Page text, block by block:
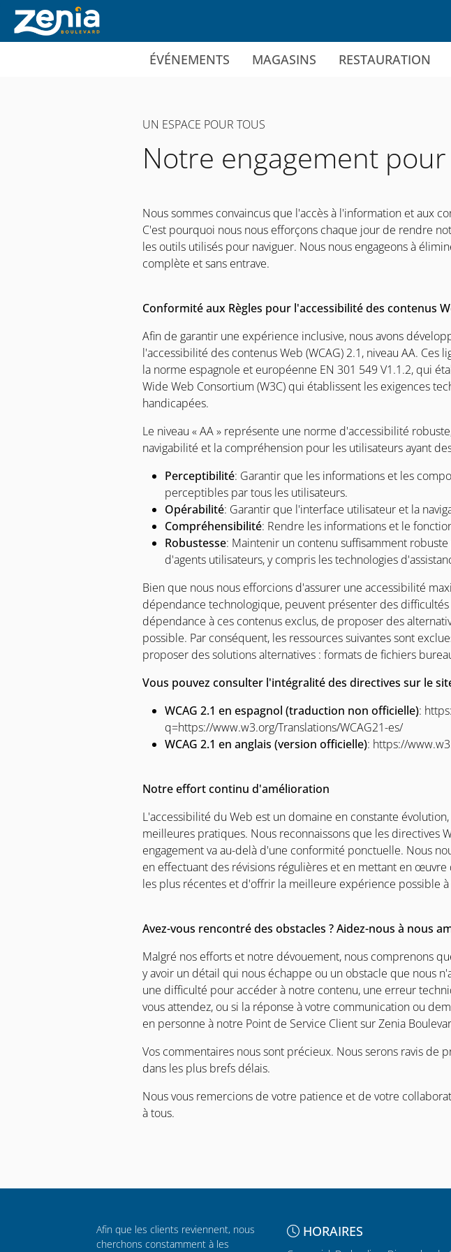
Ir al contenido principal
ÉVÉNEMENTS MAGASINS RESTAURATION
UN ESPACE POUR TOUS
Notre engagement
Nous sommes convaincus que l'accès à l'information et aux
C'est pourquoi nous nous efforçons chaque jour de rendre
les outils utilisés pour naviguer. Nous nous engageons à
complète et sans entrave.
Conformité aux Règles pour l'accessibilité des contenus
Afin de garantir une expérience inclusive, nous avons
l'accessibilité des contenus Web (WCAG) 2.1, niveau AA.
la norme espagnole et européenne EN 301 549 V1.1.2, qui
Wide Web Consortium (W3C) qui établissent les exigences
handicapées.
Le niveau « AA » représente une norme d'accessibilité
navigabilité et la compréhension pour les utilisateurs ayant
Perceptibilité: Garantir que les informations et les
perceptibles par tous les utilisateurs.
Opérabilité: Garantir que l'interface utilisateur et la
Compréhensibilité: Rendre les informations et le
Robustesse: Maintenir un contenu suffisamment
d'agents utilisateurs, y compris les technologies
Bien que nous nous efforcions d'assurer une accessibilité
dépendance technologique, peuvent présenter des
dépendance à ces contenus exclus, de proposer des
possible. Par conséquent, les ressources suivantes sont
proposer des solutions alternatives : formats de fichiers
Vous pouvez consulter l'intégralité des directives sur le
WCAG 2.1 en espagnol (traduction non officielle):
q=https://www.w3.org/Translations/WCAG21-es/
WCAG 2.1 en anglais (version officielle): https://
Notre effort continu d'amélioration
L'accessibilité du Web est un domaine en constante
meilleures pratiques. Nous reconnaissons que les directives
engagement va au-delà d'une conformité ponctuelle. Nous
en effectuant des révisions régulières et en mettant en
les plus récentes et d'offrir la meilleure expérience possible
Avez-vous rencontré des obstacles ? Aidez-nous à nous
Malgré nos efforts et notre dévouement, nous comprenons
y avoir un détail qui nous échappe ou un obstacle que nous
une difficulté pour accéder à notre contenu, une erreur
vous attendez, ou si la réponse à votre communication ou
en personne à notre Point de Service Client sur Zenia
Vos commentaires nous sont précieux. Nous serons ravis de
dans les plus brefs délais.
Nous vous remercions de votre patience et de votre
à tous.
Afin que les clients reviennent, nous
cherchons constamment à les
HORAIRES